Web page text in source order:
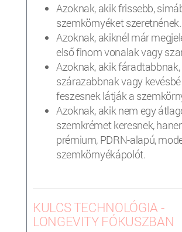
Azoknak, akik frissebb,
szemkörnyéket szeretnének.
Azoknak, akiknél már
első finom vonalak vagy
Azoknak, akik fáradtabbnak,
szárazabbnak vagy kevésbé
feszesnek látják a
Azoknak, akik nem egy
szemkrémet keresnek,
prémium, PDRN-alapú,
szemkörnyékápolót.
KULCS TECHNOLÓGIA -
LONGEVITY FÓKUSZBAN